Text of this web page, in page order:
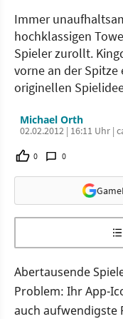
Immer
hochklassigen
Spieler zurollt.
vorne an der
originellen
Michael Orth
02.02.2012 | 16:11 Uhr |
0 0
Abertausende
Problem: Ihr App-
auch aufwendigste